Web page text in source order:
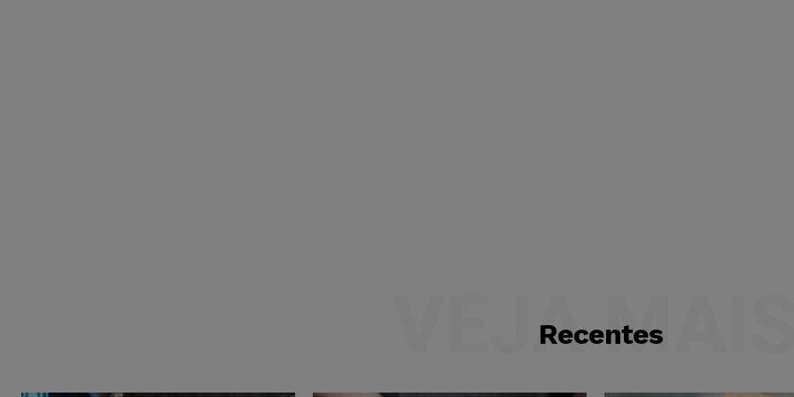
Recentes
VEJA